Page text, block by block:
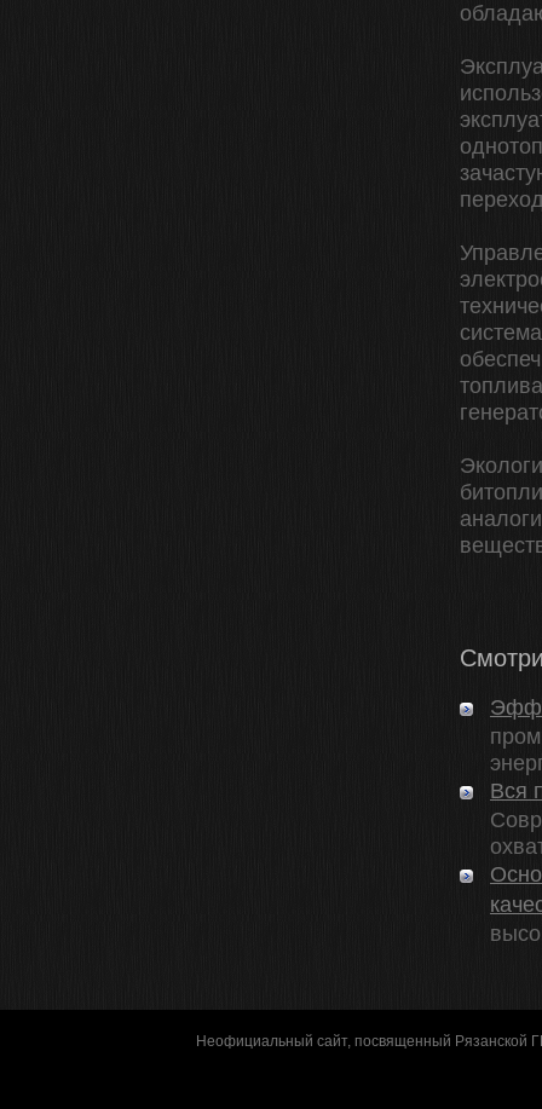
Вся
Неофициальный сайт, посвященный